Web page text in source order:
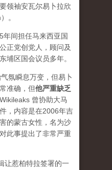
领袖安瓦尔易卜拉欣
。
间担任马来西亚国
正党创党人，顾问及
埔区国会议员多年。
氛瞬息万变，但易卜
准确，但他严重缺乏
曾协助大马
，内容是在2006年吉
的蒙古女性，名为沙
此事提出了非常严重
让惹柏特拉签署的一